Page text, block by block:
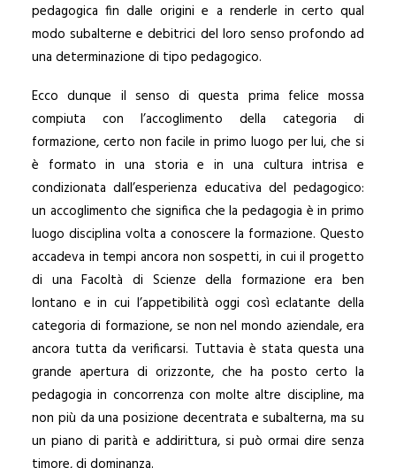
pedagogica fin dalle origini e a renderle in certo qual
modo subalterne e debitrici del loro senso profondo ad
una determinazione di tipo pedagogico.
Ecco dunque il senso di questa prima felice mossa
compiuta con l’accoglimento della categoria di
formazione, certo non facile in primo luogo per lui, che si
è formato in una storia e in una cultura intrisa e
condizionata dall’esperienza educativa del pedagogico:
un accoglimento che significa che la pedagogia è in primo
luogo disciplina volta a conoscere la formazione. Questo
accadeva in tempi ancora non sospetti, in cui il progetto
di una Facoltà di Scienze della formazione era ben
lontano e in cui l’appetibilità oggi così eclatante della
categoria di formazione, se non nel mondo aziendale, era
ancora tutta da verificarsi. Tuttavia è stata questa una
grande apertura di orizzonte, che ha posto certo la
pedagogia in concorrenza con molte altre discipline, ma
non più da una posizione decentrata e subalterna, ma su
un piano di parità e addirittura, si può ormai dire senza